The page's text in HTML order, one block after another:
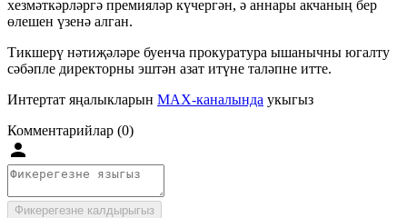
хезмәткәрләргә премияләр күчергән, ә аннары акчаның бер
өлешен үзенә алган.
Тикшерү нәтиҗәләре буенча прокуратура ышанычны югалту
сәбәпле директорны эштән азат итүне таләпне итте.
Интертат яңалыкларын MAX-каналында укыгыз
Комментарийлар (0)
Фикерегезне калдырыгыз